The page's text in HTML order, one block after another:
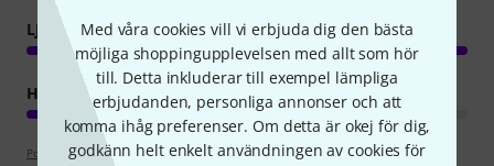
Med våra cookies vill vi erbjuda dig den bästa
möjliga shoppingupplevelsen med allt som hör
till. Detta inkluderar till exempel lämpliga
erbjudanden, personliga annonser och att
komma ihåg preferenser. Om detta är okej för dig,
godkänn helt enkelt användningen av cookies för
LJUD
HANTVERKSKVALITET
Poängpolicy